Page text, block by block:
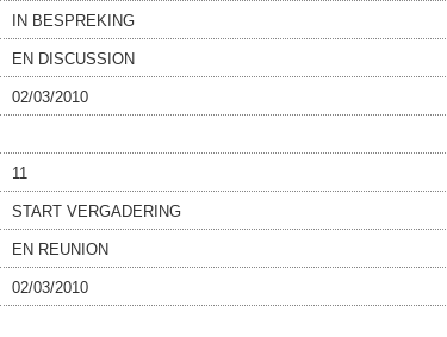
IN BESPREKING
EN DISCUSSION
02/03/2010
11
START VERGADERING
EN REUNION
02/03/2010